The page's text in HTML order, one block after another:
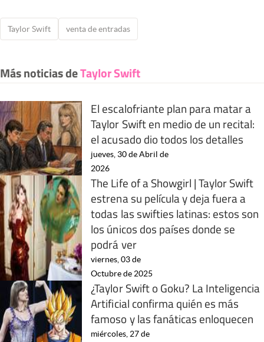
Taylor Swift venta de entradas
Más noticias deTaylor Swift
El escalofriante plan para matar a
Taylor Swift en medio de un recital:
el acusado dio todos los detalles
jueves, 30 de Abril de
2026
The Life of a Showgirl | Taylor Swift
estrena su película y deja fuera a
todas las swifties latinas: estos son
los únicos dos países donde se
podrá ver
viernes, 03 de
Octubre de 2025
¿Taylor Swift o Goku? La Inteligencia
Artificial confirma quién es más
famoso y las fanáticas enloquecen
miércoles, 27 de